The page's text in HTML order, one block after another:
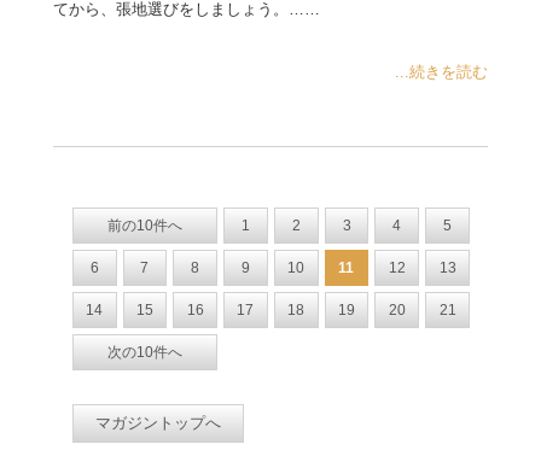
てから、張地選びをしましょう。……
...続きを読む
前の10件へ 1 2 3 4 5
6 7 8 9 10 11 12 13
14 15 16 17 18 19 20 21
次の10件へ
マガジントップへ